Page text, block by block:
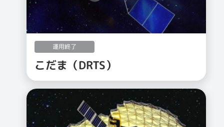
運用終了
こだま（DRTS）